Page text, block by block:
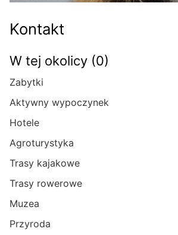
Kontakt
W tej okolicy (0)
Zabytki
Aktywny wypoczynek
Hotele
Agroturystyka
Trasy kajakowe
Trasy rowerowe
Muzea
Przyroda